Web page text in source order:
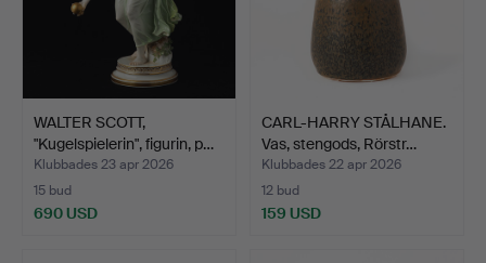
WALTER SCOTT,
"Kugelspielerin", figurin, p…
Klubbades 23 apr 2026
15 bud
690 USD
CARL-HARRY STÅLHANE.
Vas, stengods, Rörstr…
Klubbades 22 apr 2026
12 bud
159 USD